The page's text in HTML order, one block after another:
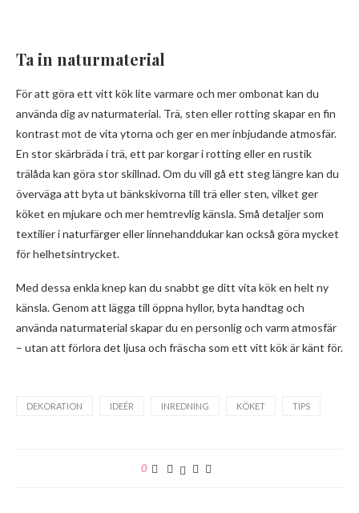
Ta in naturmaterial
För att göra ett vitt kök lite varmare och mer ombonat kan du
använda dig av naturmaterial. Trä, sten eller rotting skapar en fin
kontrast mot de vita ytorna och ger en mer inbjudande atmosfär.
En stor skärbräda i trä, ett par korgar i rotting eller en rustik
trälåda kan göra stor skillnad. Om du vill gå ett steg längre kan du
överväga att byta ut bänkskivorna till trä eller sten, vilket ger
köket en mjukare och mer hemtrevlig känsla. Små detaljer som
textilier i naturfärger eller linnehanddukar kan också göra mycket
för helhetsintrycket.
Med dessa enkla knep kan du snabbt ge ditt vita kök en helt ny
känsla. Genom att lägga till öppna hyllor, byta handtag och
använda naturmaterial skapar du en personlig och varm atmosfär
– utan att förlora det ljusa och fräscha som ett vitt kök är känt för.
DEKORATION IDEÉR INREDNING KÖKET TIPS
0